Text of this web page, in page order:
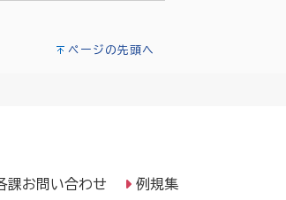
ページの先頭へ
課お問い合わせ 例規集